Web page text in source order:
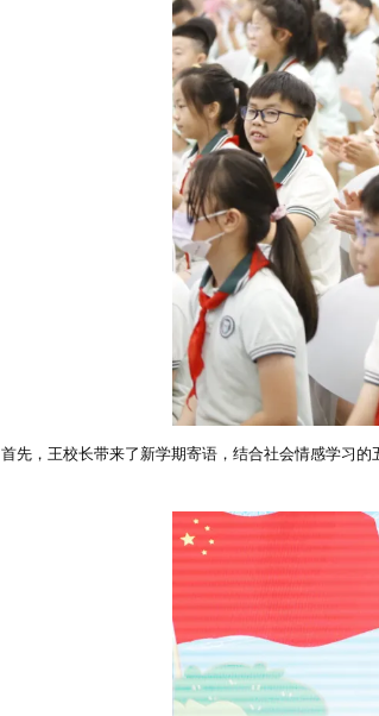
首先，王校长带来了新学期寄语，结合社会情感学习